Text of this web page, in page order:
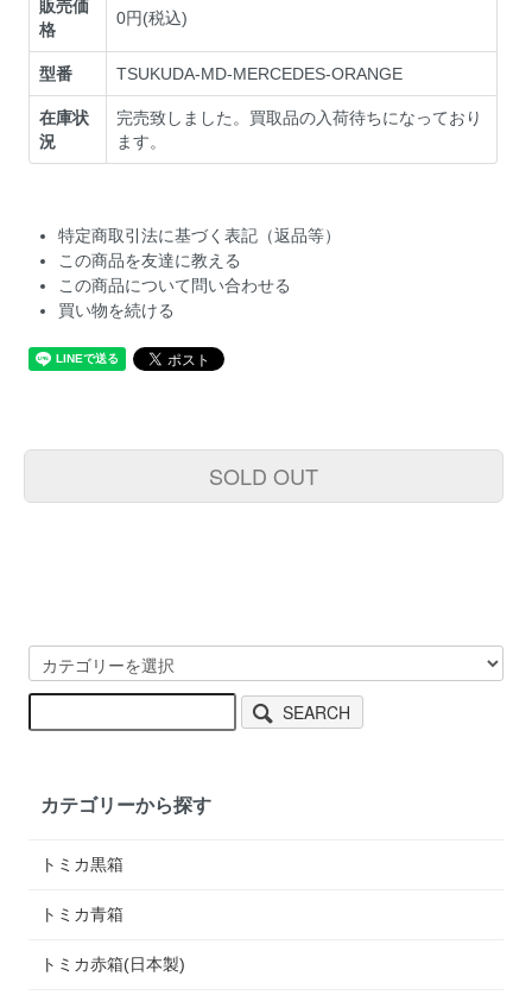
販売価
格
0円(税込)
型番 TSUKUDA-MD-MERCEDES-ORANGE
在庫状
況
完売致しました。買取品の入荷待ちになっており
ます。
特定商取引法に基づく表記（返品等）
この商品を友達に教える
この商品について問い合わせる
買い物を続ける
SOLD OUT
SEARCH
カテゴリーから探す
トミカ黒箱
トミカ青箱
トミカ赤箱(日本製)